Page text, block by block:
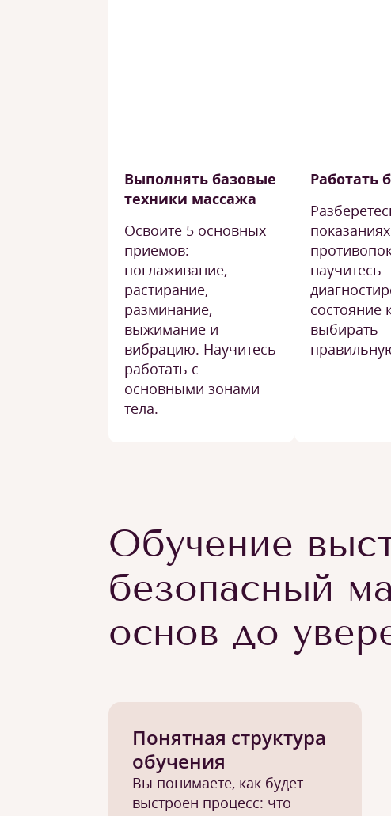
Выполнять базовые
техники массажа
Освоите 5 основных
приемов:
поглаживание,
растирание,
разминание,
выжимание и
вибрацию. Научитесь
работать с
основными зонами
тела.
Работать
научитесь
состояние
выбирать
Обучение
безопасный
основ до
Понятная структура
обучения
Вы понимаете, как будет
выстроен процесс: что